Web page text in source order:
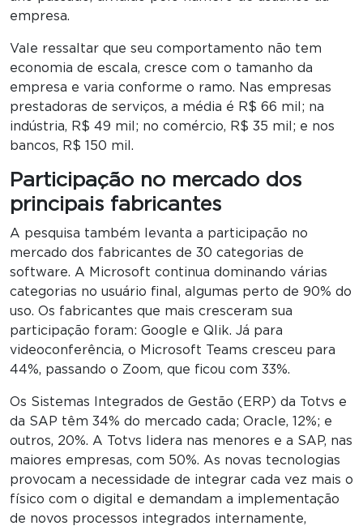
empresa.
Vale ressaltar que seu comportamento não tem
economia de escala, cresce com o tamanho da
empresa e varia conforme o ramo. Nas empresas
prestadoras de serviços, a média é R$ 66 mil; na
indústria, R$ 49 mil; no comércio, R$ 35 mil; e nos
bancos, R$ 150 mil.
Participação no mercado dos
principais fabricantes
A pesquisa também levanta a participação no
mercado dos fabricantes de 30 categorias de
software. A Microsoft continua dominando várias
categorias no usuário final, algumas perto de 90% do
uso. Os fabricantes que mais cresceram sua
participação foram: Google e Qlik. Já para
videoconferência, o Microsoft Teams cresceu para
44%, passando o Zoom, que ficou com 33%.
Os Sistemas Integrados de Gestão (ERP) da Totvs e
da SAP têm 34% do mercado cada; Oracle, 12%; e
outros, 20%. A Totvs lidera nas menores e a SAP, nas
maiores empresas, com 50%. As novas tecnologias
provocam a necessidade de integrar cada vez mais o
físico com o digital e demandam a implementação
de novos processos integrados internamente,